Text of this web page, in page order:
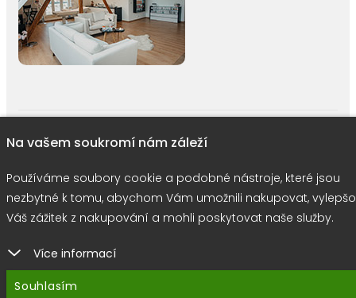
E-shop JEDNIČKY | Marketing
Používáme soubory cookie
Na vašem soukromí nám záleží
Používáme soubory cookie a podobné nástroje, které jsou
nezbytné k tomu, abychom Vám umožnili nakupovat,
Váš zážitek z nakupování a mohli poskytovat naše služby.
Více informací
Souhlasím